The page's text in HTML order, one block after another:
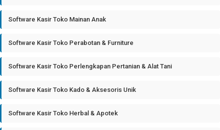
Software Kasir Toko Mainan Anak
Software Kasir Toko Perabotan & Furniture
Software Kasir Toko Perlengkapan Pertanian & Alat Tani
Software Kasir Toko Kado & Aksesoris Unik
Software Kasir Toko Herbal & Apotek